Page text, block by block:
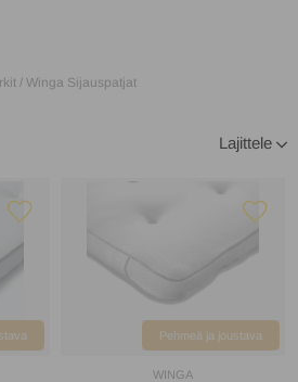
/ Winga Sijauspatjat
Lajittele
Pehmeä ja joustava
WINGA